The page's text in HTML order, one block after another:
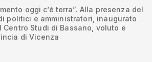
oggi c’è terra”. Alla presenza del
politici e amministratori, inaugurato
Studi di Bassano, voluto e
di Vicenza